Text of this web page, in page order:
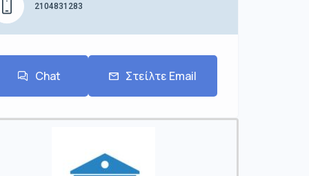
2104831283
Chat Στείλτε Email